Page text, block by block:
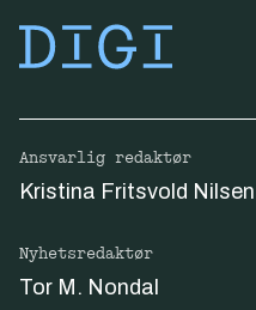
Ansvarlig redaktør
Kristina Fritsvold Nilsen
Nyhetsredaktør
Tor M. Nondal